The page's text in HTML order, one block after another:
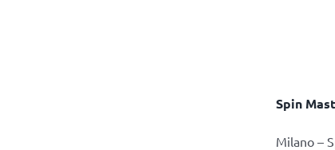
Spin
Milano –